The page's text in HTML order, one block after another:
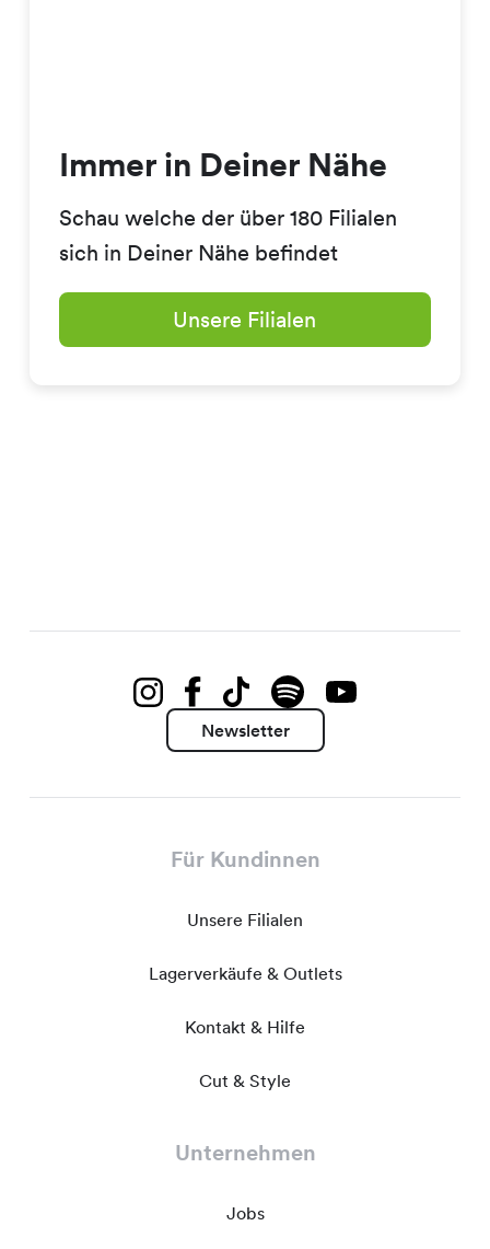
Immer in Deiner Nähe
Schau welche der über 180 Filialen
sich in Deiner Nähe befindet
Unsere Filialen
Newsletter
Für Kundinnen
Unsere Filialen
Lagerverkäufe & Outlets
Kontakt & Hilfe
Cut & Style
Unternehmen
Jobs